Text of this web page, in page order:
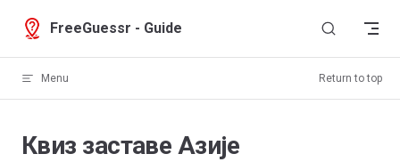
Skip to content
FreeGuessr - Guide
Menu Return to top
Квиз заставе Азије